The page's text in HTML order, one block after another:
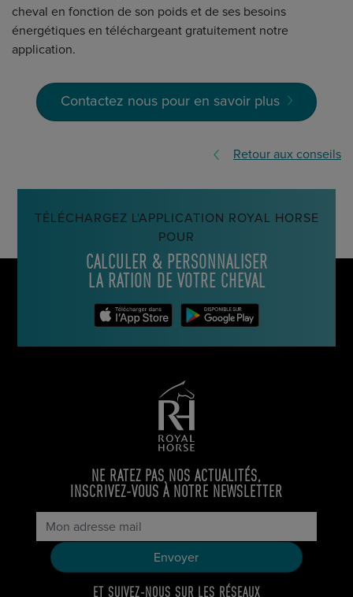
cheval en fonction de son poids et de ses besoins
énergétiques en téléchargeant gratuitement notre
application.
Contactez nous pour en savoir plus
Retour aux conseils
TÉLÉCHARGEZ L'APPLICATION ROYAL HORSE
POUR
CALCULER & PERSONNALISER
LA RATION DE VOTRE CHEVAL
NE RATEZ PAS NOS ACTUALITÉS,
INSCRIVEZ-VOUS À NOTRE NEWSLETTER
ET SUIVEZ-NOUS SUR LES RÉSEAUX